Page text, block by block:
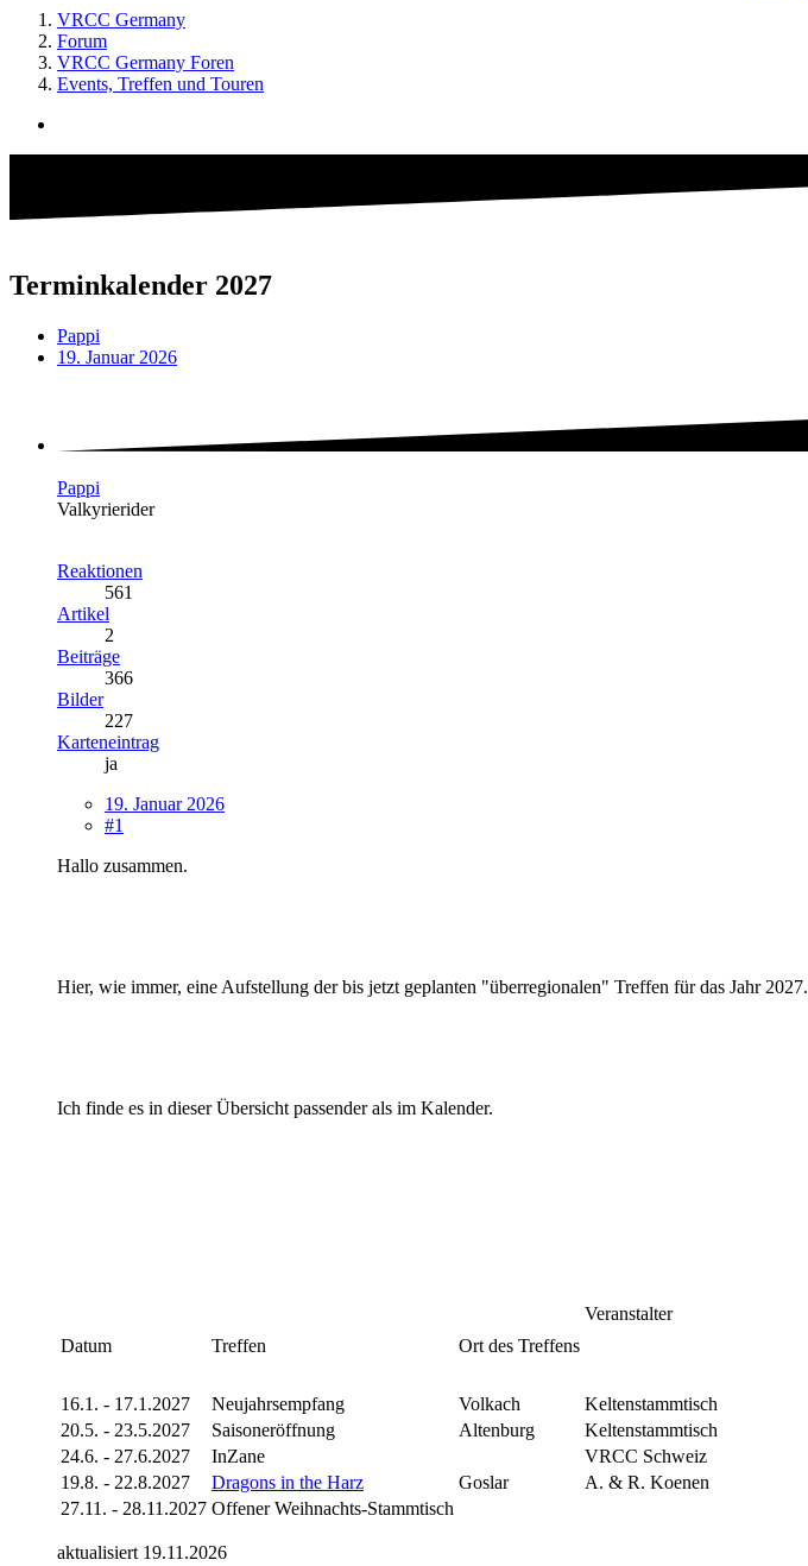
VRCC Germany
Forum
VRCC Germany Foren
Events, Treffen und Touren
Terminkalender 2027
Pappi
19. Januar 2026
Pappi
Valkyrierider
Reaktionen
561
Artikel
2
Beiträge
366
Bilder
227
Karteneintrag
ja
19. Januar 2026
#1
Hallo zusammen.
Hier, wie immer, eine Aufstellung der bis jetzt geplanten "überregionalen" Treffen für das Jahr 2027.
Ich finde es in dieser Übersicht passender als im Kalender.
Datum Treffen Ort des Treffens
Veranstalter
16.1. - 17.1.2027 Neujahrsempfang Volkach
Keltenstammtisch
20.5. - 23.5.2027
Saisoneröffnung Altenburg
Keltenstammtisch
24.6. - 27.6.2027
InZane
VRCC Schweiz
19.8. - 22.8.2027
Dragons in the Harz Goslar
A. & R. Koenen
27.11. - 28.11.2027 Offener Weihnachts-Stammtisch
aktualisiert 19.11.2026